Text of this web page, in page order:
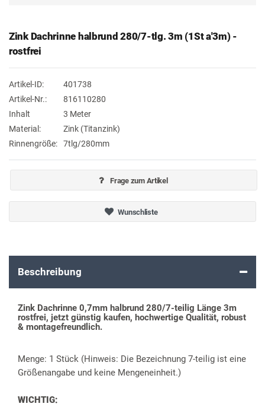
Zink Dachrinne halbrund 280/7-tlg. 3m (1St a'3m) -
rostfrei
Artikel-ID:
401738
Artikel-Nr.:
816110280
Inhalt
3 Meter
Material:
Zink (Titanzink)
Rinnengröße:
7tlg/280mm
Frage zum Artikel
Wunschliste
Beschreibung
Zink Dachrinne 0,7mm halbrund 280/7-teilig Länge 3m
rostfrei, jetzt günstig kaufen, hochwertige Qualität, robust
& montagefreundlich.
Menge: 1 Stück (Hinweis: Die Bezeichnung 7-teilig ist eine
Größenangabe und keine Mengeneinheit.)
WICHTIG: